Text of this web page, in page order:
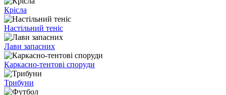
Крісла
Настільний теніс
Лави запасних
Каркасно-тентові споруди
Трибуни